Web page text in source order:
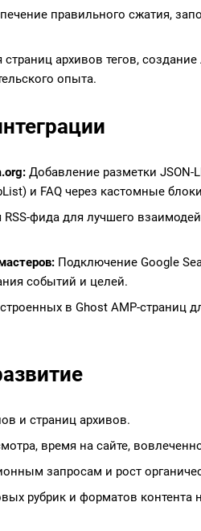
правильного сжатия,
архивов тегов,
опыта.
Добавление разметки JSON-
и FAQ через кастомные
фида для лучшего
Подключение Google
событий и целей.
в Ghost AMP-страниц
и страниц архивов.
время на сайте,
запросам и рост
рубрик и форматов контента